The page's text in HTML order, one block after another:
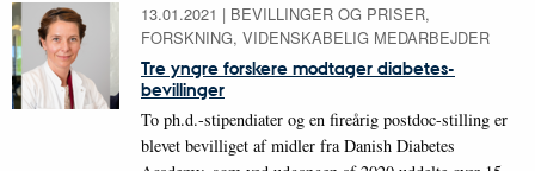
13.01.2021 | BEVILLINGER OG PRISER,
FORSKNING, VIDENSKABELIG MEDARBEJDER
Tre yngre forskere modtager diabetes-
bevillinger
To ph.d.-stipendiater og en fireårig postdoc-stilling er
blevet bevilliget af midler fra Danish Diabetes